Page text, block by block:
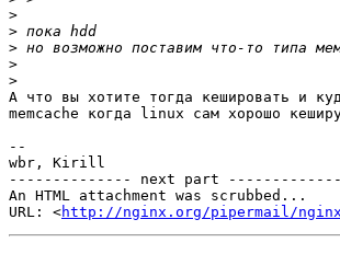
>
>
>
>
>
А что вы хотите тогда кешировать и
memcache когда linux сам хорошо
--
wbr, Kirill
-------------- next part
An HTML attachment was scrubbed...
URL: <http://nginx.org/pipermail/nginx-